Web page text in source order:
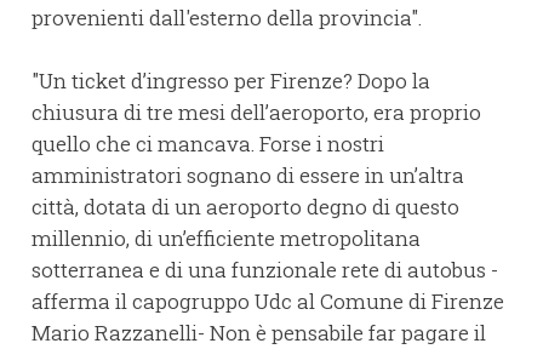
provenienti dall'esterno della provincia".
"Un ticket d’ingresso per Firenze? Dopo la
chiusura di tre mesi dell’aeroporto, era proprio
quello che ci mancava. Forse i nostri
amministratori sognano di essere in un’altra
città, dotata di un aeroporto degno di questo
millennio, di un’efficiente metropolitana
sotterranea e di una funzionale rete di autobus -
afferma il capogruppo Udc al Comune di Firenze
Mario Razzanelli- Non è pensabile far pagare il